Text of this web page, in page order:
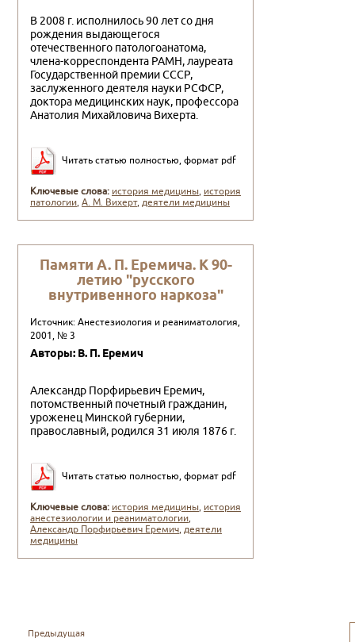
В 2008 г. исполнилось 90 лет со дня
рождения выдающегося
отечественного патологоанатома,
члена-корреспондента РАМН, лауреата
Государст­венной премии СССР,
заслуженного деятеля науки РСФСР,
доктора медицинских наук, профессора
Анатолия Михайловича Вихерта.
Читать статью полностью, формат pdf
Ключевые слова: история медицины, история
патологии,А. М. Вихерт,деятели медицины
Памяти А. П. Еремича. К 90-
летию "русского
внутривенного наркоза"
Источник: Анестезиология и реаниматология,
2001, № 3
Авторы: В. П. Еремич
Александр Порфирьевич Еремич,
потомственный почет­ный гражданин,
уроженец Минской губернии,
православный, родился 31 июля 1876 г.
Читать статью полностью, формат pdf
Ключевые слова: история медицины, история
анестезиологии и реаниматологии,
Александр Порфирьевич Еремич,деятели
медицины
Предыдущая